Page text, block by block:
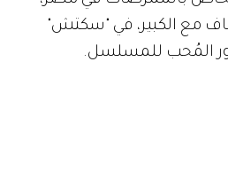
مع الكبير، في "سكتش"
المُحب للمسلسل.